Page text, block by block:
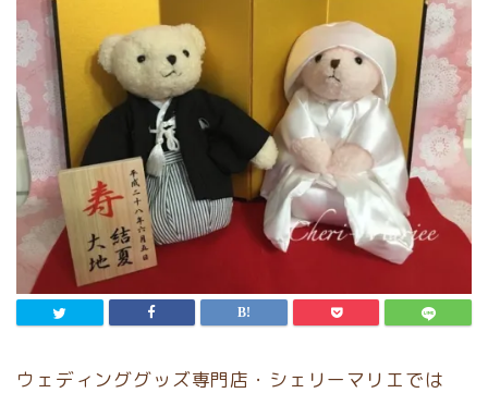
ウェディンググッズ専門店・シェリーマリエでは